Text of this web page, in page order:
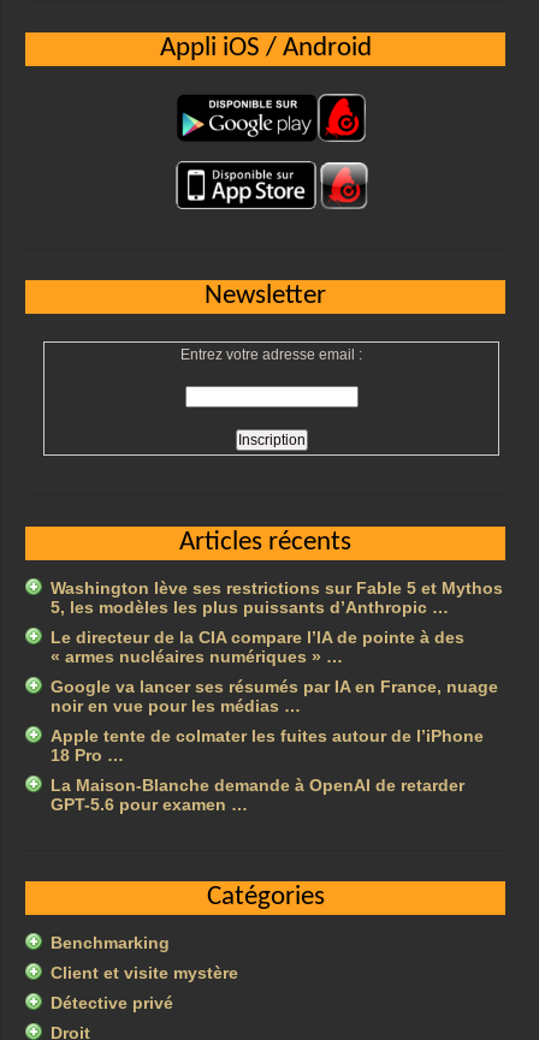
Appli iOS / Android
Newsletter
Entrez votre adresse email :
Articles récents
Washington lève ses restrictions sur Fable 5 et Mythos
5, les modèles les plus puissants d’Anthropic …
Le directeur de la CIA compare l’IA de pointe à des
« armes nucléaires numériques » …
Google va lancer ses résumés par IA en France, nuage
noir en vue pour les médias …
Apple tente de colmater les fuites autour de l’iPhone
18 Pro …
La Maison-Blanche demande à OpenAI de retarder
GPT-5.6 pour examen …
Catégories
Benchmarking
Client et visite mystère
Détective privé
Droit